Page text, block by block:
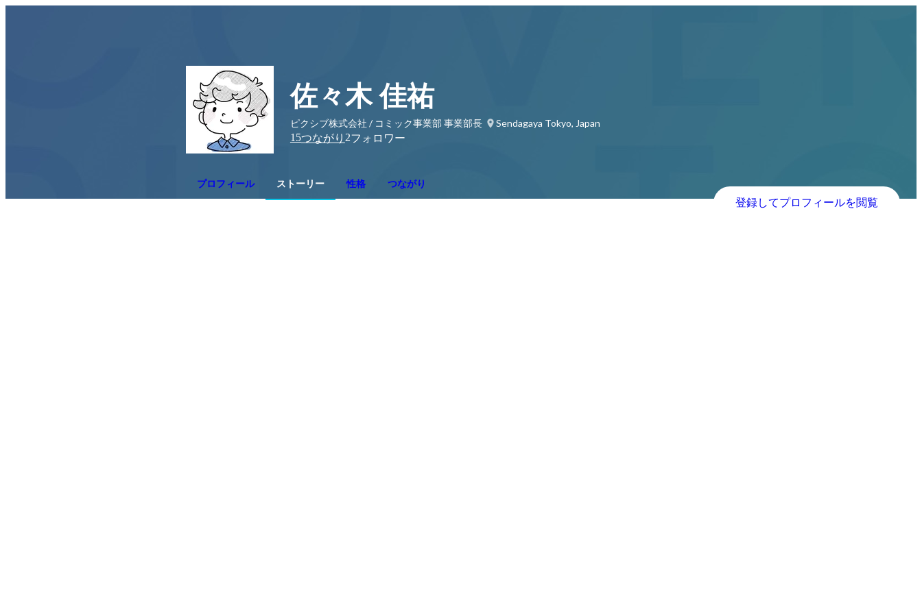
佐々木 佳祐
ピクシブ株式会社 / コミック事業部 事業部長
Sendagaya Tokyo, Japan
15つながり 2フォロワー
プロフィール ストーリー 性格 つながり
登録してプロフィールを閲覧